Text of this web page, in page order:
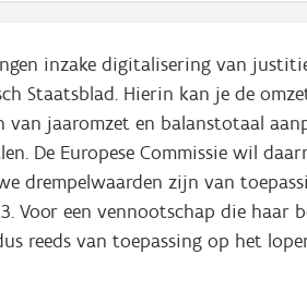
inzake digitalisering van
Staatsblad. Hierin kan je de
van jaaromzet en balanstotaal
De Europese Commissie wil
drempelwaarden zijn van
Voor een vennootschap die haar
reeds van toepassing op het